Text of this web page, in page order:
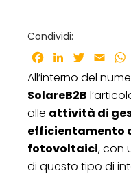
Condividi:
Facebook
LinkedInTwitter
Email
All’interno del
SolareB2B
alle attività di
efficientamento
fotovoltaici, con
di questo tipo di